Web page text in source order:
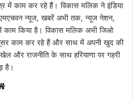
में काम कर रहे हैं। विकास मलिक ने इंडिया
एमएचवन न्यूज, खबरें अभी तक, न्यूज नेशन,
काम किया है। विकास मलिक अभी जिओ
काम कर रहे हैं और साथ में अपनी खुद की
राजनीति के साथ हरियाणा पर गहरी
है।